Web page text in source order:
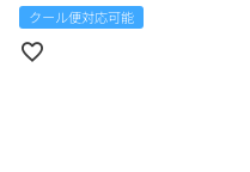
クール便対応可能